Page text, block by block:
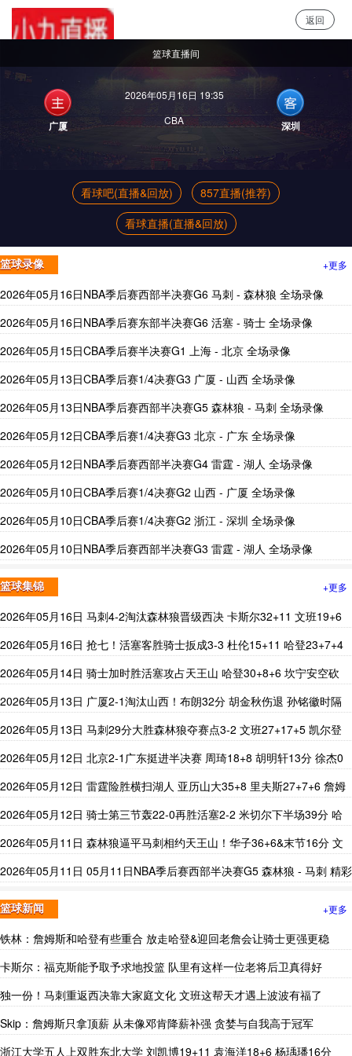
返回
篮球直播间
广厦
2026年05月16日 19:35
CBA
深圳
看球吧(直播&回放)
857直播(推荐)
看球直播(直播&回放)
篮球录像 +更多
2026年05月16日NBA季后赛西部半决赛G6 马刺 - 森林狼 全场录像
2026年05月16日NBA季后赛东部半决赛G6 活塞 - 骑士 全场录像
2026年05月15日CBA季后赛半决赛G1 上海 - 北京 全场录像
2026年05月13日CBA季后赛1/4决赛G3 广厦 - 山西 全场录像
2026年05月13日NBA季后赛西部半决赛G5 森林狼 - 马刺 全场录像
2026年05月12日CBA季后赛1/4决赛G3 北京 - 广东 全场录像
2026年05月12日NBA季后赛西部半决赛G4 雷霆 - 湖人 全场录像
2026年05月10日CBA季后赛1/4决赛G2 山西 - 广厦 全场录像
2026年05月10日CBA季后赛1/4决赛G2 浙江 - 深圳 全场录像
2026年05月10日NBA季后赛西部半决赛G3 雷霆 - 湖人 全场录像
篮球集锦 +更多
2026年05月16日 马刺4-2淘汰森林狼晋级西决 卡斯尔32+11 文班19+6
华子24分
2026年05月16日 抢七！活塞客胜骑士扳成3-3 杜伦15+11 哈登23+7+4
断+8失误
2026年05月14日 骑士加时胜活塞攻占天王山 哈登30+8+6 坎宁安空砍
39+7+9
2026年05月13日 广厦2-1淘汰山西！布朗32分 胡金秋伤退 孙铭徽时隔
93天复出
2026年05月13日 马刺29分大胜森林狼夺赛点3-2 文班27+17+5 凯尔登
替补21分
2026年05月12日 北京2-1广东挺进半决赛 周琦18+8 胡明轩13分 徐杰0
分
2026年05月12日 雷霆险胜横扫湖人 亚历山大35+8 里夫斯27+7+6 詹姆
斯24+12
2026年05月12日 骑士第三节轰22-0再胜活塞2-2 米切尔下半场39分 哈
登24+11
2026年05月11日 森林狼逼平马刺相约天王山！华子36+6&末节16分 文
班恶犯驱逐
2026年05月11日 05月11日NBA季后赛西部半决赛G5 森林狼 - 马刺 精彩
篮球新闻 +更多
铁林：詹姆斯和哈登有些重合 放走哈登&迎回老詹会让骑士更强更稳
卡斯尔：福克斯能予取予求地投篮 队里有这样一位老将后卫真得好
独一份！马刺重返西决靠大家庭文化 文班这帮天才遇上波波有福了
Skip：詹姆斯只拿顶薪 从未像邓肯降薪补强 贪婪与自我高于冠军
浙江大学五人上双胜东北大学 刘凯博19+11 袁海洋18+6 杨瑀璠16分